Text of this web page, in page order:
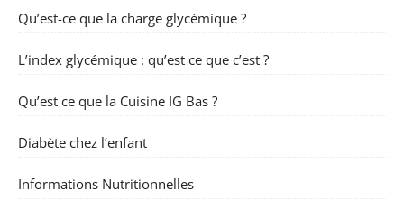
Qu’est-ce que la charge glycémique ?
L’index glycémique : qu’est ce que c’est ?
Qu’est ce que la Cuisine IG Bas ?
Diabète chez l’enfant
Informations Nutritionnelles